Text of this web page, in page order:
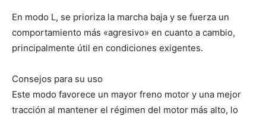
En modo L, se prioriza la marcha baja y se fuerza un
comportamiento más «agresivo» en cuanto a cambio,
principalmente útil en condiciones exigentes.
Consejos para su uso
Este modo favorece un mayor freno motor y una mejor
tracción al mantener el régimen del motor más alto, lo